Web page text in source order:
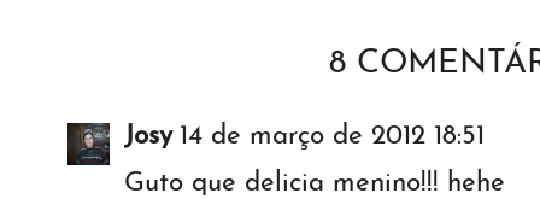
8
Josy 14 de março de 2012 18:51
Guto que delicia menino!!! hehe